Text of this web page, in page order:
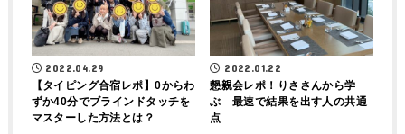
2022.04.29
【タイピング合宿レポ】0からわ
ずか40分でブラインドタッチを
マスターした方法とは？
2022.01.22
懇親会レポ！りささんから学
ぶ 最速で結果を出す人の共通
点